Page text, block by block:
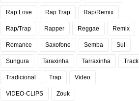
Rap Love Rap Trap Rap/Remix
Rap/Trap Rapper Reggae Remix
Romance Saxofone Semba Sul
Sungura Taraxinha Tarraxinha Track
Tradicional Trap Video
VIDEO-CLIPS Zouk